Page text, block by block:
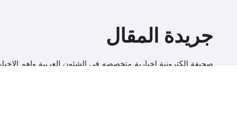
جريدة المقال
صحيفة إلكترونية اخبارية متخصصه فى الشئون العربية واهم الاخبار